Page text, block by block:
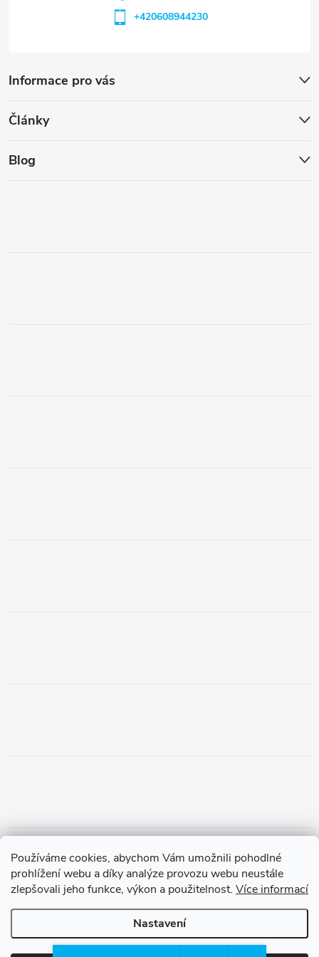
Používáme cookies, abychom Vám umožnili pohodlné
prohlížení webu a díky analýze provozu webu neustále
zlepšovali jeho funkce, výkon a použitelnost. Více informací
Nastavení
Informace pro vás
Články
Blog
+420608944230
Zásady ochrany osobních údajů
Doprava a platba Tříletá záruka